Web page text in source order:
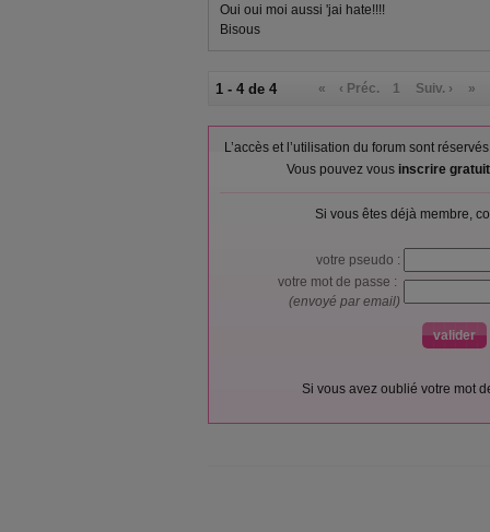
Oui oui moi aussi 'jai hate!!!!
Bisous
1 - 4 de 4 « ‹ Préc. 1 Suiv. › »
L’accès et l’utilisation du forum sont
Vous pouvez vous inscrire
Si vous êtes déjà membre,
votre pseudo :
votre mot de passe :
(envoyé par email)
Si vous avez oublié votre mot